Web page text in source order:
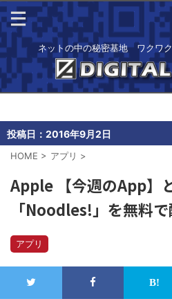
ネットの中の秘密基地 ワクワ
投稿日： 2016年9月2日
HOME > アプリ >
Apple 【今週のApp】
「Noodles!」を無料
アプリ